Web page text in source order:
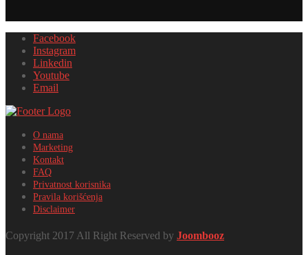
Facebook
Instagram
Linkedin
Youtube
Email
O nama
Marketing
Kontakt
FAQ
Privatnost korisnika
Pravila korišćenja
Disclaimer
Copyright 2017 All Right Reserved by Joombooz